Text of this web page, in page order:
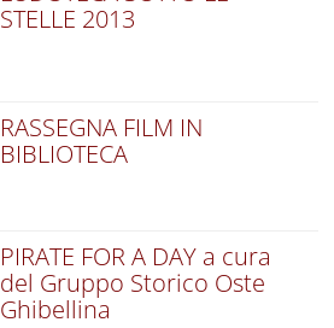
STELLE 2013
RASSEGNA FILM IN
BIBLIOTECA
PIRATE FOR A DAY a cura
del Gruppo Storico Oste
Ghibellina